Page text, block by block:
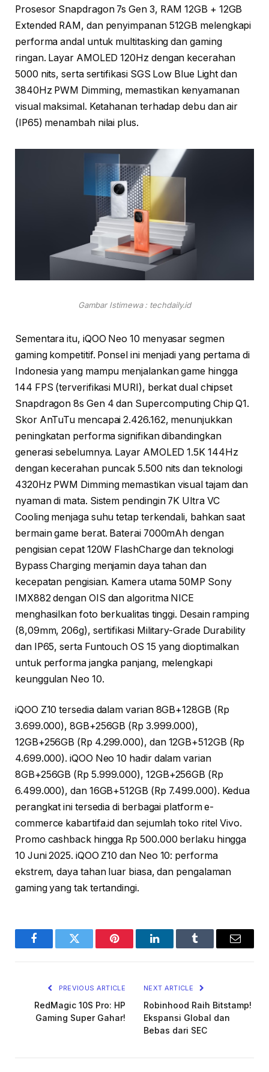
Prosesor Snapdragon 7s Gen 3, RAM 12GB + 12GB
Extended RAM, dan penyimpanan 512GB melengkapi
performa andal untuk multitasking dan gaming
ringan. Layar AMOLED 120Hz dengan kecerahan
5000 nits, serta sertifikasi SGS Low Blue Light dan
3840Hz PWM Dimming, memastikan kenyamanan
visual maksimal. Ketahanan terhadap debu dan air
(IP65) menambah nilai plus.
Gambar Istimewa : techdaily.id
Sementara itu, iQOO Neo 10 menyasar segmen
gaming kompetitif. Ponsel ini menjadi yang pertama di
Indonesia yang mampu menjalankan game hingga
144 FPS (terverifikasi MURI), berkat dual chipset
Snapdragon 8s Gen 4 dan Supercomputing Chip Q1.
Skor AnTuTu mencapai 2.426.162, menunjukkan
peningkatan performa signifikan dibandingkan
generasi sebelumnya. Layar AMOLED 1.5K 144Hz
dengan kecerahan puncak 5.500 nits dan teknologi
4320Hz PWM Dimming memastikan visual tajam dan
nyaman di mata. Sistem pendingin 7K Ultra VC
Cooling menjaga suhu tetap terkendali, bahkan saat
bermain game berat. Baterai 7000mAh dengan
pengisian cepat 120W FlashCharge dan teknologi
Bypass Charging menjamin daya tahan dan
kecepatan pengisian. Kamera utama 50MP Sony
IMX882 dengan OIS dan algoritma NICE
menghasilkan foto berkualitas tinggi. Desain ramping
(8,09mm, 206g), sertifikasi Military-Grade Durability
dan IP65, serta Funtouch OS 15 yang dioptimalkan
untuk performa jangka panjang, melengkapi
keunggulan Neo 10.
iQOO Z10 tersedia dalam varian 8GB+128GB (Rp
3.699.000), 8GB+256GB (Rp 3.999.000),
12GB+256GB (Rp 4.299.000), dan 12GB+512GB (Rp
4.699.000). iQOO Neo 10 hadir dalam varian
8GB+256GB (Rp 5.999.000), 12GB+256GB (Rp
6.499.000), dan 16GB+512GB (Rp 7.499.000). Kedua
perangkat ini tersedia di berbagai platform e-
commerce kabartifa.id dan sejumlah toko ritel Vivo.
Promo cashback hingga Rp 500.000 berlaku hingga
10 Juni 2025. iQOO Z10 dan Neo 10: performa
ekstrem, daya tahan luar biasa, dan pengalaman
gaming yang tak tertandingi.
FacebookTwitter Pinterest LinkedInTumblr Email
PREVIOUS ARTICLE
RedMagic 10S Pro: HP
Gaming Super Gahar!
NEXT ARTICLE
Robinhood Raih Bitstamp!
Ekspansi Global dan
Bebas dari SEC